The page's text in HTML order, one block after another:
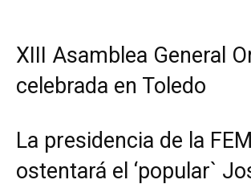
XIII Asamblea General
celebrada en Toledo
La presidencia de la
ostentará el ‘popular`